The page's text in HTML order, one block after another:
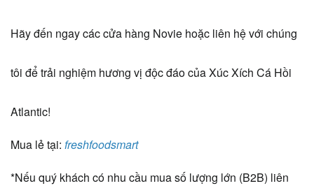
Hãy đến ngay các cửa hàng Novie hoặc liên hệ với chúng
tôi để trải nghiệm hương vị độc đáo của Xúc Xích Cá Hồi
Atlantic!
Mua lẻ tại: freshfoodsmart
*Nếu quý khách có nhu cầu mua số lượng lớn (B2B) liên